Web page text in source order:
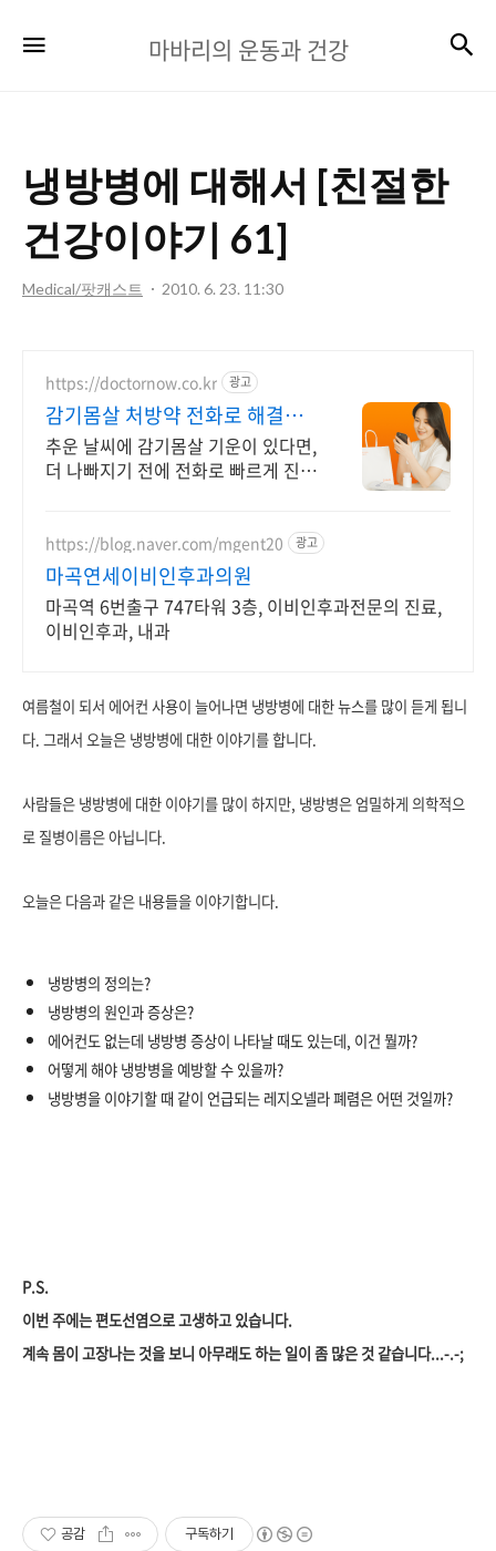
바
운
동
과
건
마바리의 운동과 건강
냉방병에 대해서 [친절한
건강이야기 61]
Medical/팟캐스트 2010. 6. 23. 11:30
https://doctornow.co.kr 광고
감기몸살 처방약 전화로 해결
365일 24시간 진료가능
추운 날씨에 감기몸살 기운이 있다면,
더 나빠지기 전에 전화로 빠르게 진료
https://blog.naver.com/mgent20 광고
마곡연세이비인후과의원
마곡역 6번출구 747타워 3층, 이비인후과전문의 진료,
이비인후과, 내과
여름철이 되서 에어컨 사용이 늘어나면 냉방병에 대한 뉴스를 많이 듣게 됩니
다. 그래서 오늘은 냉방병에 대한 이야기를 합니다.
사람들은 냉방병에 대한 이야기를 많이 하지만, 냉방병은 엄밀하게 의학적으
로 질병이름은 아닙니다.
오늘은 다음과 같은 내용들을 이야기합니다.
냉방병의 정의는?
냉방병의 원인과 증상은?
에어컨도 없는데 냉방병 증상이 나타날 때도 있는데, 이건 뭘까?
어떻게 해야 냉방병을 예방할 수 있을까?
냉방병을 이야기할 때 같이 언급되는 레지오넬라 폐렴은 어떤 것일까?
P.S.
이번 주에는 편도선염으로 고생하고 있습니다.
계속 몸이 고장나는 것을 보니 아무래도 하는 일이 좀 많은 것 같습니다...-.-;
공감 구독하기